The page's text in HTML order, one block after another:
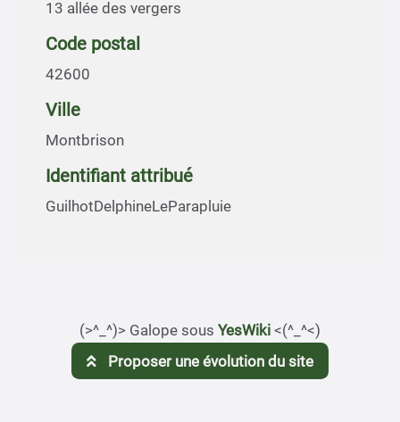
13 allée des vergers
Code postal
42600
Ville
Montbrison
Identifiant attribué
GuilhotDelphineLeParapluie
(>^_^)> Galope sous YesWiki <(^_^<)
Proposer une évolution du site